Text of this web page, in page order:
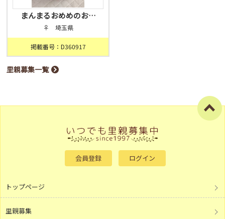
まんまるおめめのお…
♀ 埼玉県
掲載番号：D360917
里親募集一覧
会員登録 ログイン
トップページ
里親募集